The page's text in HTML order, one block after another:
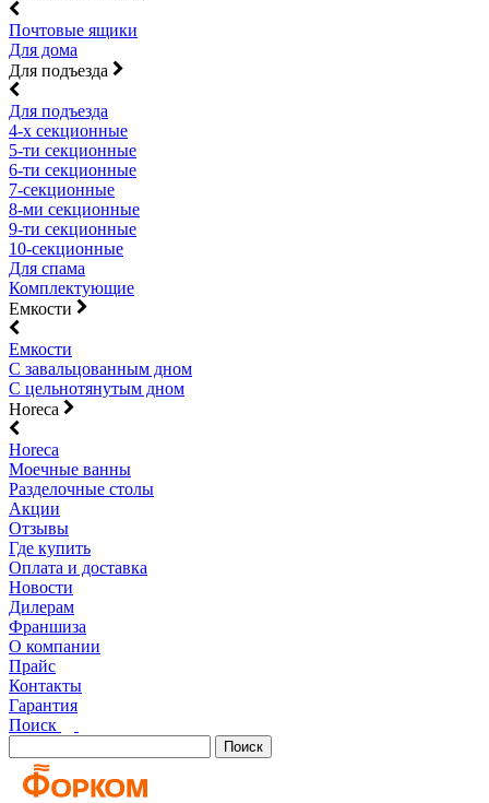
Почтовые ящики
Для дома
Для подъезда
Для подъезда
4-х секционные
5-ти секционные
6-ти секционные
7-секционные
8-ми секционные
9-ти секционные
10-секционные
Для спама
Комплектующие
Емкости
Емкости
С завальцованным дном
С цельнотянутым дном
Horeca
Horeca
Моечные ванны
Разделочные столы
Акции
Отзывы
Где купить
Оплата и доставка
Новости
Дилерам
Франшиза
О компании
Прайс
Контакты
Гарантия
Поиск
Поиск